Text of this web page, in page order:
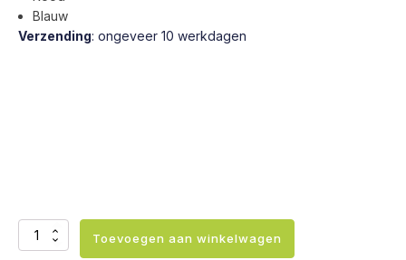
Blauw
Verzending: ongeveer 10 werkdagen
Ballenstoel
Kunstleer
Toevoegen aan winkelwagen